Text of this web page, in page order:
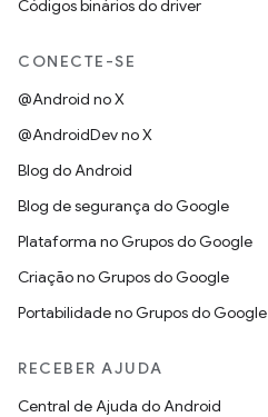
Códigos binários do driver
CONECTE-SE
@Android no X
@AndroidDev no X
Blog do Android
Blog de segurança do Google
Plataforma no Grupos do Google
Criação no Grupos do Google
Portabilidade no Grupos do Google
RECEBER AJUDA
Central de Ajuda do Android